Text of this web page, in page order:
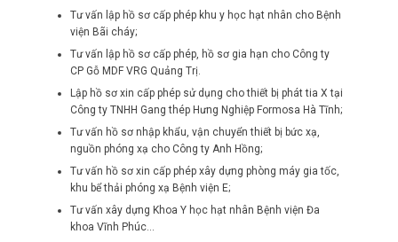
Tư vấn lập hồ sơ cấp phép khu y học hạt nhân cho Bệnh
viện Bãi cháy;
Tư vấn lập hồ sơ cấp phép, hồ sơ gia hạn cho Công ty
CP Gỗ MDF VRG Quảng Trị.
Lập hồ sơ xin cấp phép sử dụng cho thiết bị phát tia X tại
Công ty TNHH Gang thép Hưng Nghiệp Formosa Hà Tĩnh;
Tư vấn hồ sơ nhập khẩu, vận chuyển thiết bị bức xạ,
nguồn phóng xạ cho Công ty Anh Hồng;
Tư vấn hồ sơ xin cấp phép xây dựng phòng máy gia tốc,
khu bể thải phóng xạ Bệnh viện E;
Tư vấn xây dựng Khoa Y học hạt nhân Bệnh viện Đa
khoa Vĩnh Phúc…